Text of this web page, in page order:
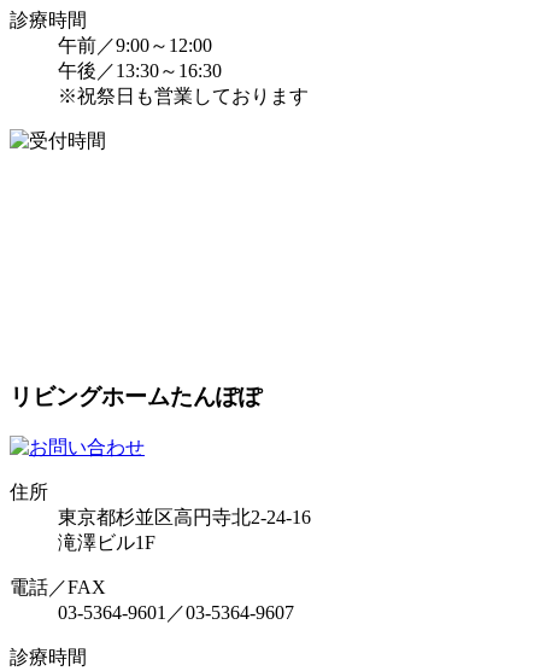
診療時間
午前／9:00～12:00
午後／13:30～16:30
※祝祭日も営業しております
リビングホームたんぽぽ
住所
東京都杉並区高円寺北2-24-16
滝澤ビル1F
電話／FAX
03-5364-9601／03-5364-9607
診療時間